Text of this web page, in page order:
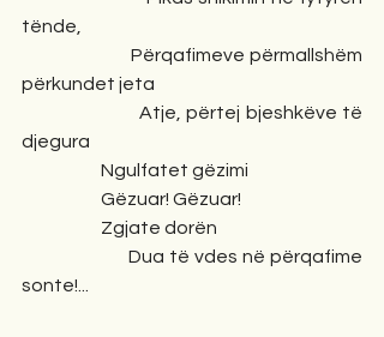
tënde,
                       Përqafimeve përmallshëm
përkundet jeta
djegura
                      Ngulfatet gëzimi
                      Gëzuar! Gëzuar!
                      Zgjate dorën
sonte!...